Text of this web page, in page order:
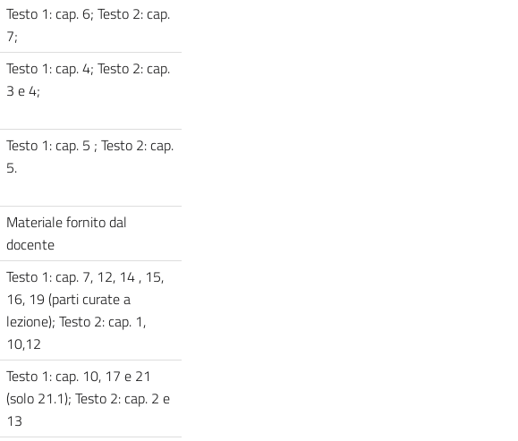
Testo 1: cap. 6; Testo 2: cap.
7;
Testo 1: cap. 4; Testo 2: cap.
3 e 4;
Testo 1: cap. 5 ; Testo 2: cap.
5.
Materiale fornito dal
docente
Testo 1: cap. 7, 12, 14 , 15,
16, 19 (parti curate a
lezione); Testo 2: cap. 1,
10,12
Testo 1: cap. 10, 17 e 21
(solo 21.1); Testo 2: cap. 2 e
13